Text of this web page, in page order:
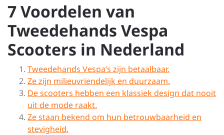
7 Voordelen van
Tweedehands Vespa
Scooters in Nederland
Tweedehands Vespa’s zijn betaalbaar.
Ze zijn milieuvriendelijk en duurzaam.
De scooters hebben een klassiek design dat nooit
uit de mode raakt.
Ze staan bekend om hun betrouwbaarheid en
stevigheid.